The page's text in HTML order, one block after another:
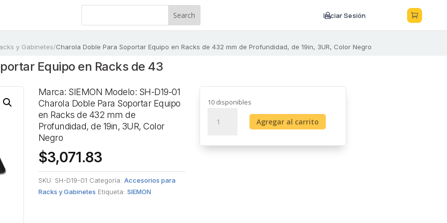

Iniciar Sesión 

y Gabinetes/Charola Doble Para Soportar Equipo en Racks de 432 mm de Profundidad, de 19in, 3UR, Color Negro
Equipo en Racks de 43
Marca: SIEMON Modelo: SH-D19-01
Charola Doble Para Soportar Equipo
en Racks de 432 mm de
Profundidad, de 19in, 3UR, Color
Negro
$3,071.83
SKU: SH-D19-01 Categoría: Accesorios para
Racks y Gabinetes Etiqueta: SIEMON
10 disponibles
Doble
Soportar
Agregar al carrito